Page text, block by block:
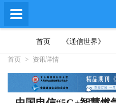
首页 《通信世界》
首页 > 资讯详情